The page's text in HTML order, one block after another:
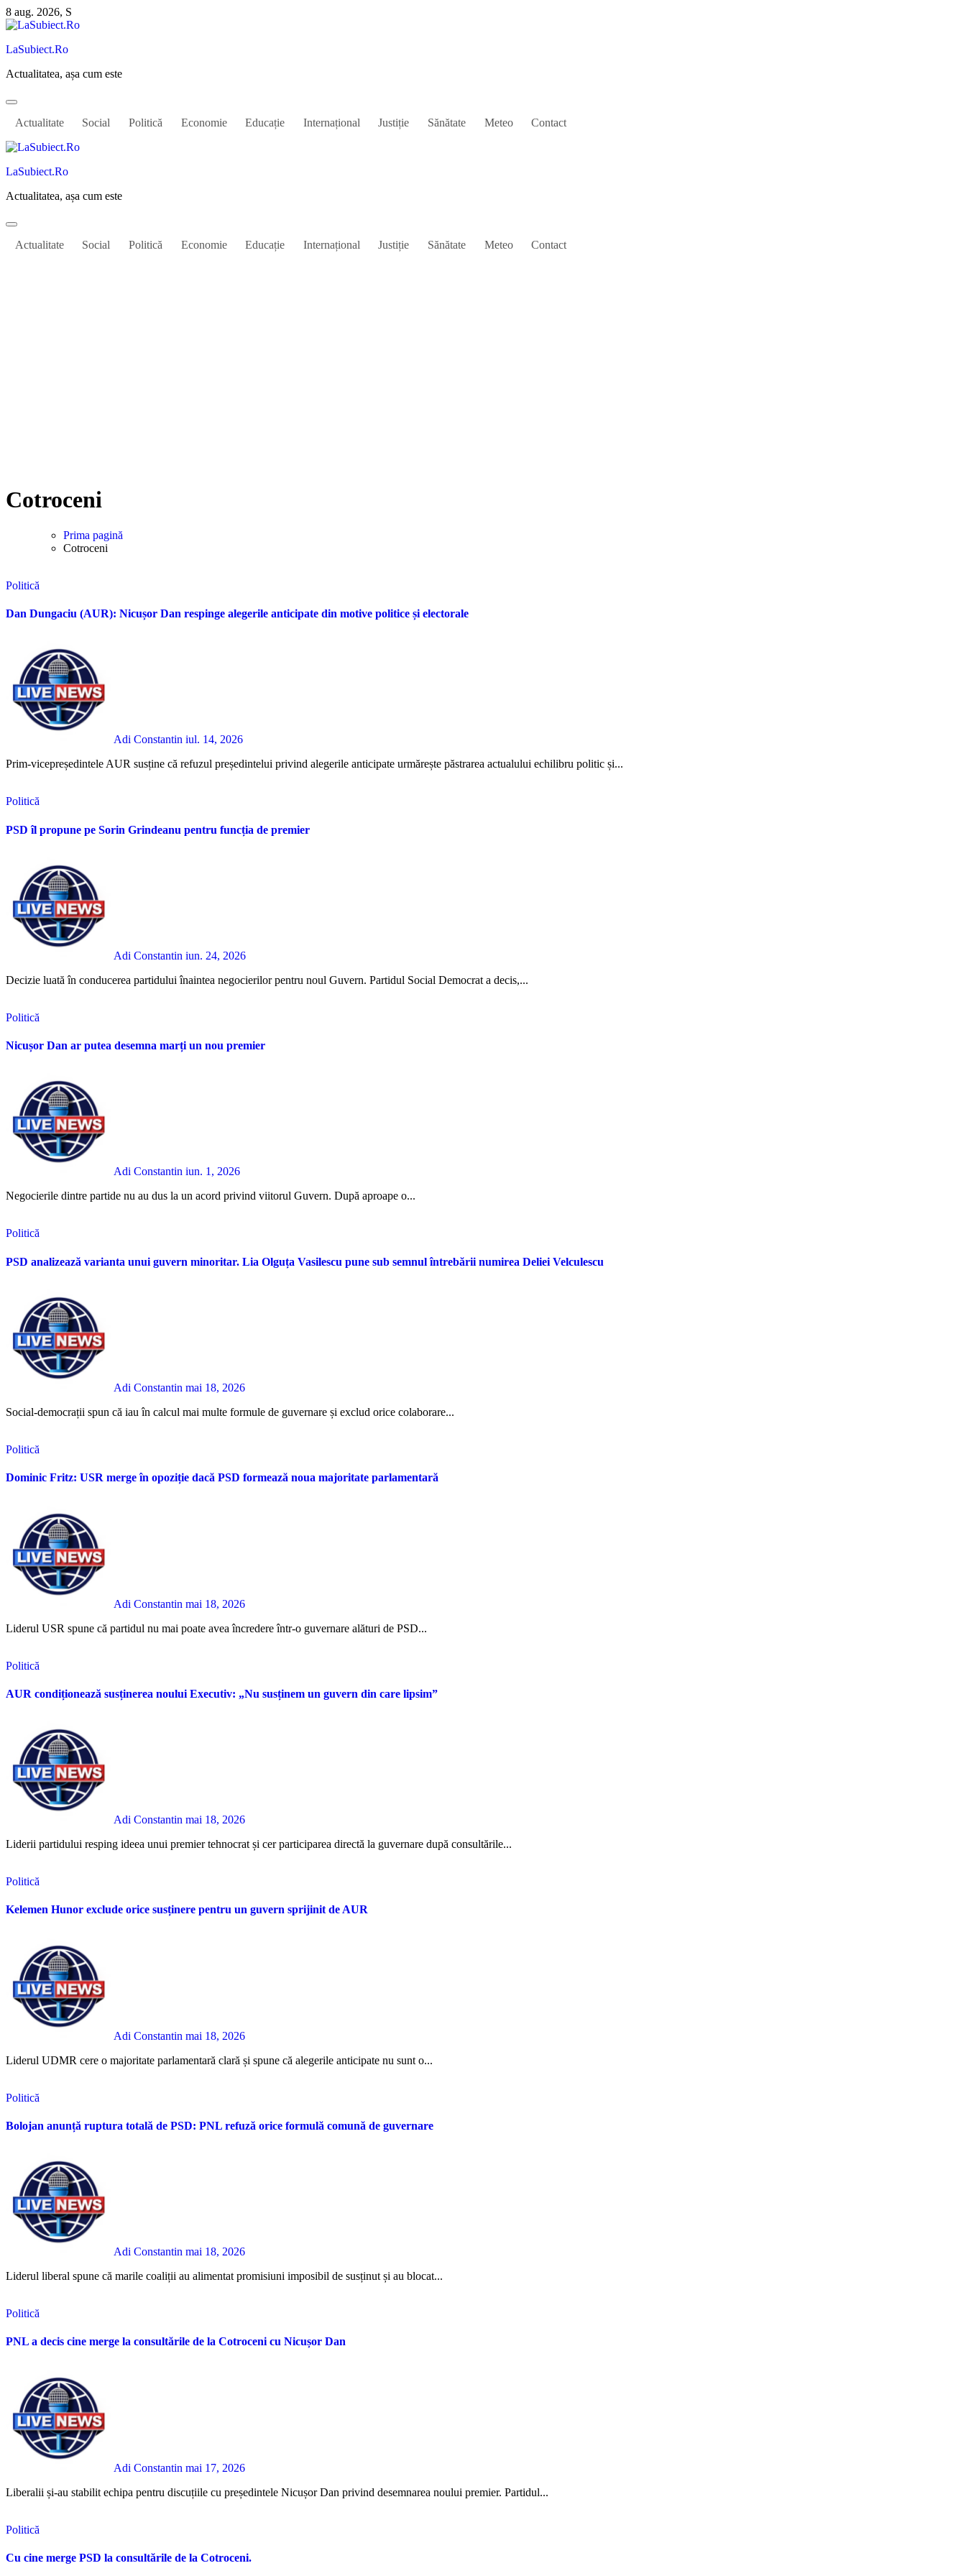
Sari
la
8 aug. 2026, S
LaSubiect.Ro
Actualitatea, așa cum este
Actualitate Social Politică Economie Educație Internațional Justiție Sănătate Meteo Contact
LaSubiect.Ro
Actualitatea, așa cum este
Actualitate Social Politică Economie Educație Internațional Justiție Sănătate Meteo Contact
Cotroceni
Prima pagină
Cotroceni
Politică
Dan Dungaciu (AUR): Nicușor Dan respinge alegerile anticipate din motive politice și electorale
Adi Constantin iul. 14, 2026
Prim-vicepreședintele AUR susține că refuzul președintelui privind alegerile anticipate urmărește păstrarea actualului echilibru politic și...
Politică
PSD îl propune pe Sorin Grindeanu pentru funcția de premier
Adi Constantin iun. 24, 2026
Decizie luată în conducerea partidului înaintea negocierilor pentru noul Guvern. Partidul Social Democrat a decis,...
Politică
Nicușor Dan ar putea desemna marți un nou premier
Adi Constantin iun. 1, 2026
Negocierile dintre partide nu au dus la un acord privind viitorul Guvern. După aproape o...
Politică
PSD analizează varianta unui guvern minoritar. Lia Olguța Vasilescu pune sub semnul întrebării numirea Deliei Velculescu
Adi Constantin mai 18, 2026
Social-democrații spun că iau în calcul mai multe formule de guvernare și exclud orice colaborare...
Politică
Dominic Fritz: USR merge în opoziție dacă PSD formează noua majoritate parlamentară
Adi Constantin mai 18, 2026
Liderul USR spune că partidul nu mai poate avea încredere într-o guvernare alături de PSD...
Politică
AUR condiționează susținerea noului Executiv: „Nu susținem un guvern din care lipsim”
Adi Constantin mai 18, 2026
Liderii partidului resping ideea unui premier tehnocrat și cer participarea directă la guvernare după consultările...
Politică
Kelemen Hunor exclude orice susținere pentru un guvern sprijinit de AUR
Adi Constantin mai 18, 2026
Liderul UDMR cere o majoritate parlamentară clară și spune că alegerile anticipate nu sunt o...
Politică
Bolojan anunță ruptura totală de PSD: PNL refuză orice formulă comună de guvernare
Adi Constantin mai 18, 2026
Liderul liberal spune că marile coaliții au alimentat promisiuni imposibil de susținut și au blocat...
Politică
PNL a decis cine merge la consultările de la Cotroceni cu Nicușor Dan
Adi Constantin mai 17, 2026
Liberalii și-au stabilit echipa pentru discuțiile cu președintele Nicușor Dan privind desemnarea noului premier. Partidul...
Politică
Cu cine merge PSD la consultările de la Cotroceni.